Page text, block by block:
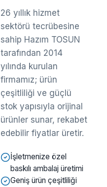
26 yıllık hizmet
sektörü tecrübesine
sahip Hazım TOSUN
tarafından 2014
yılında kurulan
firmamız; ürün
çeşitliliği ve güçlü
stok yapısıyla orijinal
ürünler sunar, rekabet
edebilir fiyatlar üretir.
İşletmenize özel
baskılı ambalaj üretimi
Geniş ürün çeşitliliği